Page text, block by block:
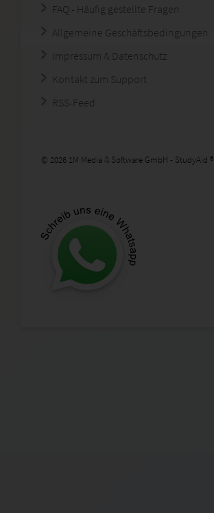
FAQ - Häufig gestellte Fragen
Allgemeine Geschäftsbedingungen
Impressum & Datenschutz
Kontakt zum Support
RSS-Feed
© 2026 1M Media & Software GmbH - StudyAid ®